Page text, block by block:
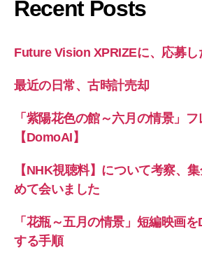
Recent Posts
Future Vision XPRIZEに、応募し
最近の日常、古時計売却
「紫陽花色の館～六月の情景」
【DomoAI】
【NHK視聴料】について考察、
めて会いました
「花瓶～五月の情景」短編映画
する手順